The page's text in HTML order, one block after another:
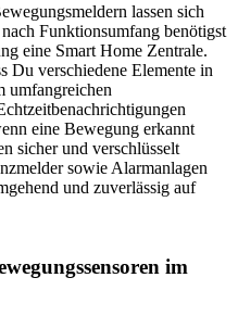
lassen sich
Funktionsumfang benötigst
eine Smart Home Zentrale.
Du verschiedene Elemente in
umfangreichen
eine Bewegung erkannt
sicher und verschlüsselt
sowie Alarmanlagen
und zuverlässig auf
im